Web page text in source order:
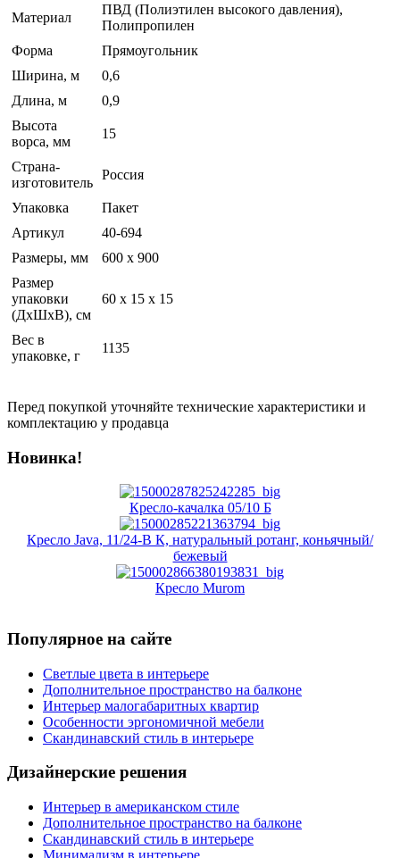
Материал
ПВД (Полиэтилен высокого давления),
Полипропилен
Форма
Прямоугольник
Ширина, м
0,6
Длина, м
0,9
Высота
ворса, мм
15
Страна-
изготовитель
Россия
Упаковка
Пакет
Артикул
40-694
Размеры, мм
600 х 900
Размер
упаковки
(ДхШхВ), см
60 x 15 x 15
Вес в
упаковке, г
1135
Перед покупкой уточняйте технические характеристики и
комплектацию у продавца
Новинка!
Кресло-качалка 05/10 Б
Кресло Java, 11/24-В К, натуральный ротанг, коньячный/
бежевый
Кресло Murom
Популярное на сайте
Светлые цвета в интерьере
Дополнительное пространство на балконе
Интерьер малогабаритных квартир
Особенности эргономичной мебели
Скандинавский стиль в интерьере
Дизайнерские решения
Интерьер в американском стиле
Дополнительное пространство на балконе
Скандинавский стиль в интерьере